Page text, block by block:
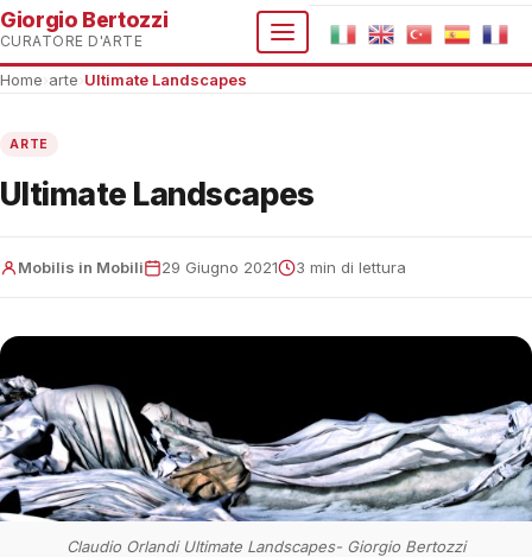
Giorgio Bertozzi
CURATORE D'ARTE
Home arte Ultimate Landscapes
ARTE
Ultimate Landscapes
Mobilis in Mobili 29 Giugno 2021 3 min di lettura
Claudio Orlandi Ultimate Landscapes- Giorgio Bertozzi